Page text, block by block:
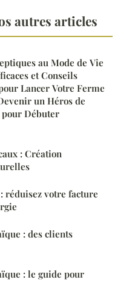
autres articles
au Mode de Vie
et Conseils
Lancer Votre Ferme
un Héros de
Débuter
: Création
réduisez votre facture
: des clients
: le guide pour